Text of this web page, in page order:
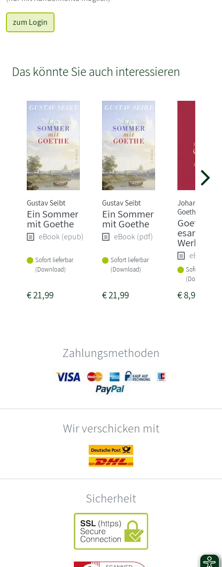
zum Login
Das könnte Sie auch interessieren
Gustav Seibt
Ein Sommer
mit Goethe
eBook (epub)
Sofort lieferbar
(Download)
€21,99
Gustav Seibt
Ein Sommer
mit Goethe
eBook (pdf)
Sofort lieferbar
(Download)
€21,99
Johann
Goethe
Werke
eBook
Sofort
(Download)
€8,99
Zahlungsmethoden
Wir verschicken mit
Sicherheit